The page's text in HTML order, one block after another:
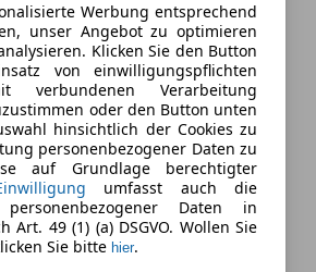
Werbung entsprechend
unser Angebot zu optimieren
Klicken Sie den Button
von einwilligungspflichten
Verarbeitung
oder den Button unten
hinsichtlich der Cookies zu
personenbezogener Daten zu
auf Grundlage berechtigter
umfasst auch die
Daten in
Art. 49 (1) (a) DSGVO. Wollen Sie
Sie bitte hier.